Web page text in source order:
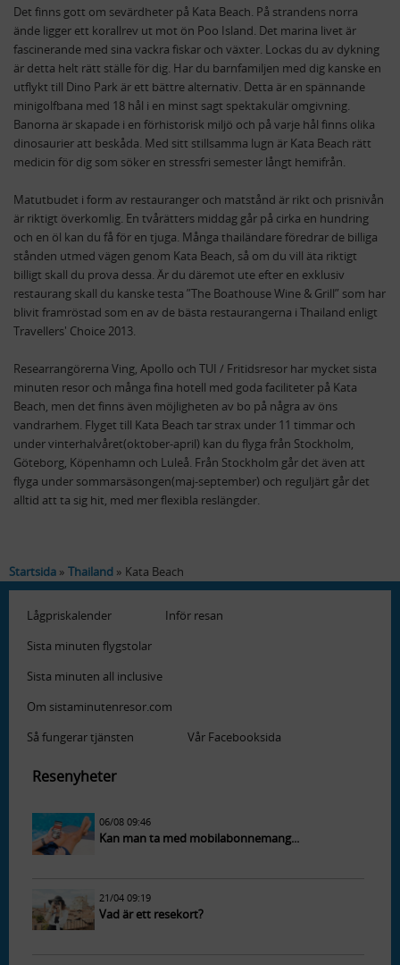
Det finns gott om sevärdheter på Kata Beach. På strandens norra
ände ligger ett korallrev ut mot ön Poo Island. Det marina livet är
fascinerande med sina vackra fiskar och växter. Lockas du av dykning
är detta helt rätt ställe för dig. Har du barnfamiljen med dig kanske en
utflykt till Dino Park är ett bättre alternativ. Detta är en spännande
minigolfbana med 18 hål i en minst sagt spektakulär omgivning.
Banorna är skapade i en förhistorisk miljö och på varje hål finns olika
dinosaurier att beskåda. Med sitt stillsamma lugn är Kata Beach rätt
medicin för dig som söker en stressfri semester långt hemifrån.
Matutbudet i form av restauranger och matstånd är rikt och prisnivån
är riktigt överkomlig. En tvårätters middag går på cirka en hundring
och en öl kan du få för en tjuga. Många thailändare föredrar de billiga
stånden utmed vägen genom Kata Beach, så om du vill äta riktigt
billigt skall du prova dessa. Är du däremot ute efter en exklusiv
restaurang skall du kanske testa ”The Boathouse Wine & Grill” som har
blivit framröstad som en av de bästa restaurangerna i Thailand enligt
Travellers' Choice 2013.
Researrangörerna Ving, Apollo och TUI / Fritidsresor har mycket sista
minuten resor och många fina hotell med goda faciliteter på Kata
Beach, men det finns även möjligheten av bo på några av öns
vandrarhem. Flyget till Kata Beach tar strax under 11 timmar och
under vinterhalvåret(oktober-april) kan du flyga från Stockholm,
Göteborg, Köpenhamn och Luleå. Från Stockholm går det även att
flyga under sommarsäsongen(maj-september) och reguljärt går det
alltid att ta sig hit, med mer flexibla reslängder.
Startsida Thailand Kata Beach
Lågpriskalender
Inför resan
Sista minuten flygstolar
Sista minuten all inclusive
Om sistaminutenresor.com
Så fungerar tjänsten
Vår Facebooksida
Resenyheter
06/08 09:46
Kan man ta med mobilabonnemang...
21/04 09:19
Vad är ett resekort?